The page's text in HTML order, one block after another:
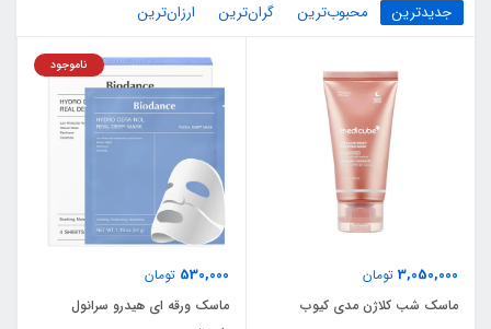
جدیدترین محبوب‌ترین گران‌ترین ارزان‌ترین
3,050,000 تومان
ماسک شب کلاژن مدی کیوب
530,000 تومان
ناموجود
ماسک ورقه ای هیدرو سرانول